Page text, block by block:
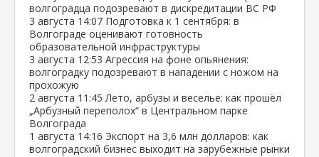
волгоградца подозревают в дискредитации ВС РФ
3 августа 14:07 Подготовка к 1 сентября: в
Волгограде оценивают готовность
образовательной инфраструктуры
3 августа 12:53 Агрессия на фоне опьянения:
волгоградку подозревают в нападении с ножом на
прохожую
2 августа 11:45 Лето, арбузы и веселье: как прошёл
„Арбузный переполох“ в Центральном парке
Волгограда
1 августа 14:16 Экспорт на 3,6 млн долларов: как
волгоградский бизнес выходит на зарубежные рынки